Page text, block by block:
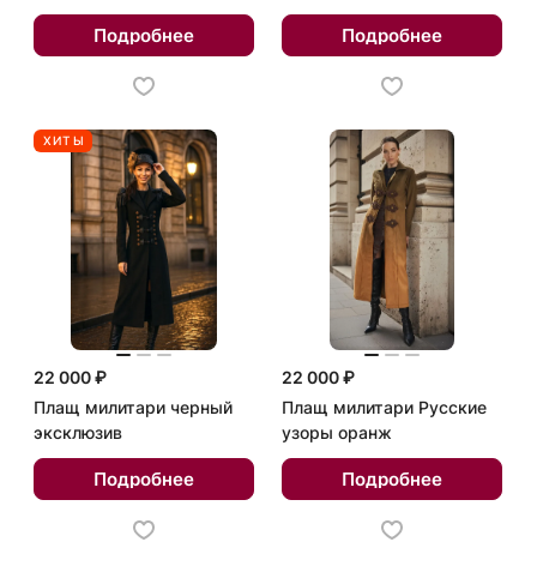
Подробнее Подробнее
ХИТЫ
22 000 ₽
Плащ милитари черный
эксклюзив
Подробнее
22 000 ₽
Плащ милитари Русские
узоры оранж
Подробнее